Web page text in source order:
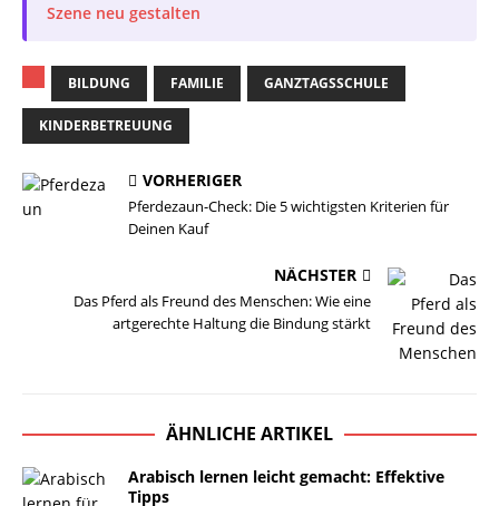
Szene neu gestalten
BILDUNG FAMILIE GANZTAGSSCHULE
KINDERBETREUUNG
VORHERIGER
Pferdezaun-Check: Die 5 wichtigsten Kriterien für
Deinen Kauf
NÄCHSTER
Das Pferd als Freund des Menschen: Wie eine
artgerechte Haltung die Bindung stärkt
ÄHNLICHE ARTIKEL
Arabisch lernen leicht gemacht: Effektive
Tipps